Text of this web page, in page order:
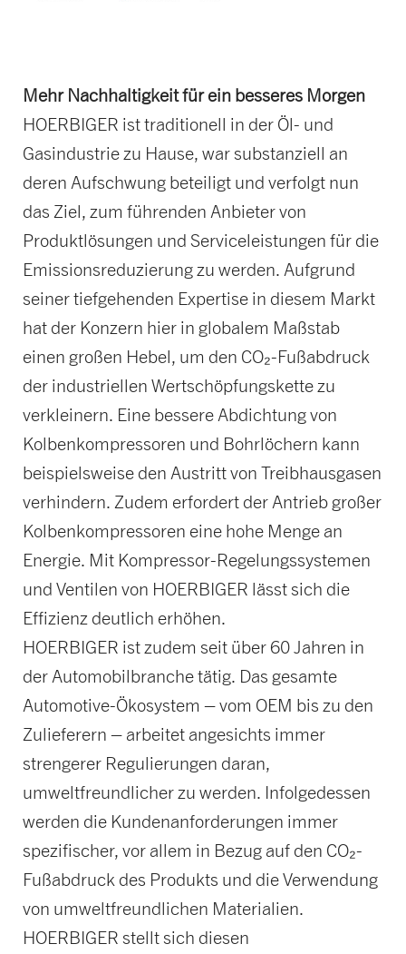
Mehr Nachhaltigkeit für ein besseres Morgen
HOERBIGER ist traditionell in der Öl- und
Gasindustrie zu Hause, war substanziell an
deren Aufschwung beteiligt und verfolgt nun
das Ziel, zum führenden Anbieter von
Produktlösungen und Serviceleistungen für die
Emissionsreduzierung zu werden. Aufgrund
seiner tiefgehenden Expertise in diesem Markt
hat der Konzern hier in globalem Maßstab
einen großen Hebel, um den CO₂-Fußabdruck
der industriellen Wertschöpfungskette zu
verkleinern. Eine bessere Abdichtung von
Kolbenkompressoren und Bohrlöchern kann
beispielsweise den Austritt von Treibhausgasen
verhindern. Zudem erfordert der Antrieb großer
Kolbenkompressoren eine hohe Menge an
Energie. Mit Kompressor-Regelungssystemen
und Ventilen von HOERBIGER lässt sich die
Effizienz deutlich erhöhen.
HOERBIGER ist zudem seit über 60 Jahren in
der Automobilbranche tätig. Das gesamte
Automotive-Ökosystem – vom OEM bis zu den
Zulieferern – arbeitet angesichts immer
strengerer Regulierungen daran,
umweltfreundlicher zu werden. Infolgedessen
werden die Kundenanforderungen immer
spezifischer, vor allem in Bezug auf den CO₂-
Fußabdruck des Produkts und die Verwendung
von umweltfreundlichen Materialien.
HOERBIGER stellt sich diesen